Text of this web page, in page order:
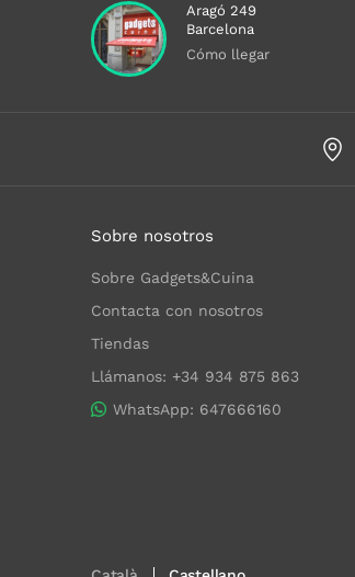
Aragó 249
Barcelona
Cómo llegar
Sobre nosotros
Sobre Gadgets&Cuina
Contacta con nosotros
Tiendas
Llámanos: +34 934 875 863
WhatsApp: 647666160